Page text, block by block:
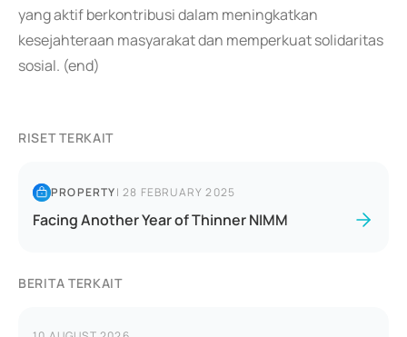
yang aktif berkontribusi dalam meningkatkan
kesejahteraan masyarakat dan memperkuat solidaritas
sosial. (end)
RISET TERKAIT
PROPERTY|28 FEBRUARY 2025
Facing Another Year of Thinner NIMM
BERITA TERKAIT